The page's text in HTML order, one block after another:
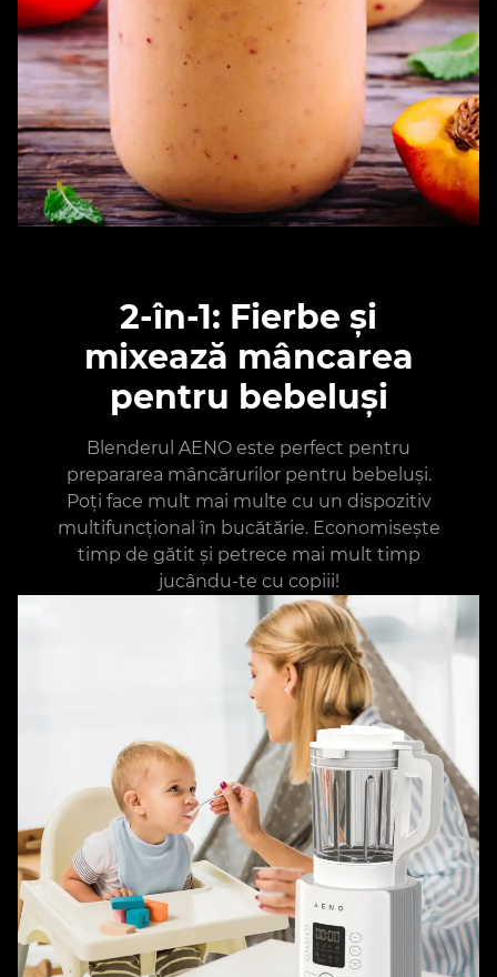
2-în-1: Fierbe și
mixează mâncarea
pentru bebeluși
Blenderul AENO este perfect pentru
prepararea mâncărurilor pentru bebeluși.
Poți face mult mai multe cu un dispozitiv
multifuncțional în bucătărie. Economisește
timp de gătit și petrece mai mult timp
jucându-te cu copiii!